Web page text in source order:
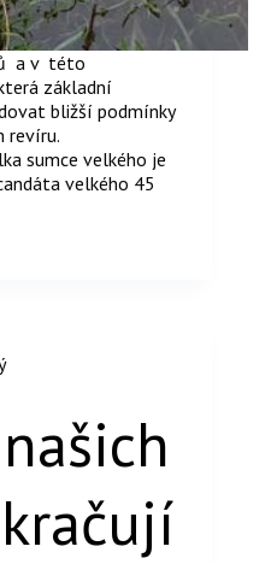
a v této
základní
bližší podmínky
revíru.
sumce velkého je
velkého 45